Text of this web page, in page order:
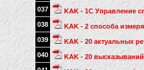
037
KAK - 1C Управление
038
KAK - 2 способа
039
KAK - 20 актуальных
040
KAK - 20